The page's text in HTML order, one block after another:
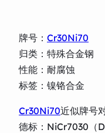
牌号： Cr30Ni70
归类：特殊合金钢
性能：耐腐蚀
标签：镍铬合金
Cr30Ni70近似牌号
德标：NiCr7030（